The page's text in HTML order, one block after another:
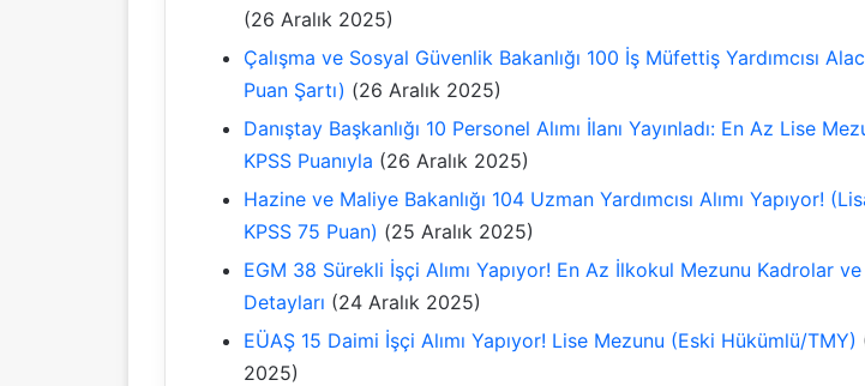
(26 Aralık 2025)
Çalışma ve Sosyal Güvenlik Bakanlığı 100 İş Müfettiş Yardımcısı
Puan Şartı) (26 Aralık 2025)
Danıştay Başkanlığı 10 Personel Alımı İlanı Yayınladı: En Az Lise
KPSS Puanıyla (26 Aralık 2025)
Hazine ve Maliye Bakanlığı 104 Uzman Yardımcısı Alımı Yapıyor!
KPSS 75 Puan) (25 Aralık 2025)
EGM 38 Sürekli İşçi Alımı Yapıyor! En Az İlkokul Mezunu Kadrolar
Detayları (24 Aralık 2025)
EÜAŞ 15 Daimi İşçi Alımı Yapıyor! Lise Mezunu (Eski Hükümlü/TMY)
2025)